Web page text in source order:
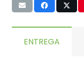
ENTREGA